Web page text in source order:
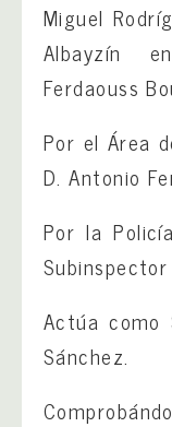
Miguel
Albayzín
Ferdaouss
Por el Área
D. Antonio
Por la
Actúa como
Sánchez.